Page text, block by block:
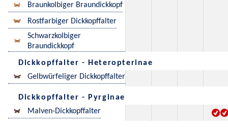
Braunkolbiger Braundickkopf
Rostfarbiger Dickkopffalter
Schwarzkolbiger
Braundickkopf
Dickkopffalter - Heteropterinae
Gelbwürfeliger Dickkopffalter
Dickkopffalter - Pyrginae
Malven-Dickkopffalter